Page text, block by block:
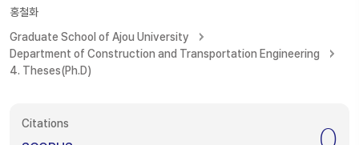
홍철화
Graduate School of Ajou University
Department of Construction and Transportation Engineering
4. Theses(Ph.D)
Citations
0